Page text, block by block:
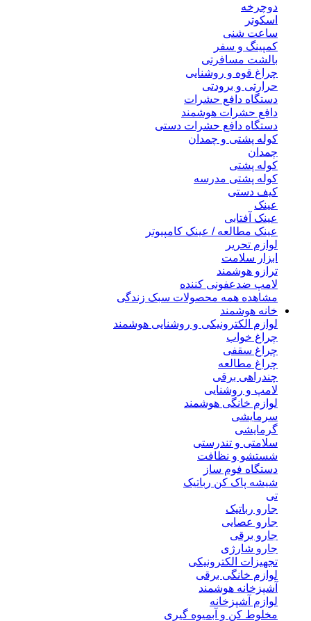
دوچرخه
اسکوتر
ساعت شنی
کمپینگ و سفر
بالشت مسافرتی
چراغ قوه و روشنایی
حرارتی و برودتی
دستگاه دافع حشرات
دافع حشرات هوشمند
دستگاه دافع حشرات دستی
کوله پشتی و چمدان
چمدان
کوله پشتی
کوله پشتی مدرسه
کیف دستی
عینک
عینک آفتابی
عینک مطالعه / عینک کامپیوتر
لوازم تحریر
ابزار سلامت
ترازو هوشمند
لامپ ضدعفونی کننده
مشاهده همه محصولات سبک زندگی
خانه هوشمند
لوازم الکترونیکی و روشنایی هوشمند
چراغ خواب
چراغ سقفی
چراغ مطالعه
چندراهی برقی
لامپ و روشنایی
لوازم خانگی هوشمند
سرمایشی
گرمایشی
سلامتی و تندرستی
شستشو و نظافت
دستگاه فوم ساز
شیشه پاک کن رباتیک
تی
جارو رباتیک
جارو عصایی
جارو برقی
جارو شارژی
تجهیزات الکترونیکی
لوازم خانگی برقی
آشپزخانه هوشمند
لوازم آشپزخانه
مخلوط کن و آبمیوه گیری